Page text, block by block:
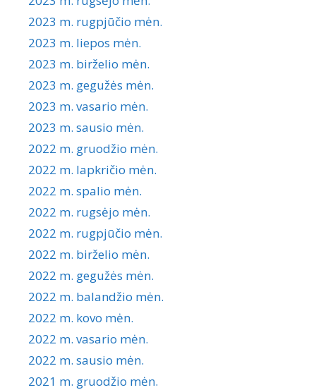
2023 m. rugpjūčio mėn.
2023 m. liepos mėn.
2023 m. birželio mėn.
2023 m. gegužės mėn.
2023 m. vasario mėn.
2023 m. sausio mėn.
2022 m. gruodžio mėn.
2022 m. lapkričio mėn.
2022 m. spalio mėn.
2022 m. rugsėjo mėn.
2022 m. rugpjūčio mėn.
2022 m. birželio mėn.
2022 m. gegužės mėn.
2022 m. balandžio mėn.
2022 m. kovo mėn.
2022 m. vasario mėn.
2022 m. sausio mėn.
2021 m. gruodžio mėn.